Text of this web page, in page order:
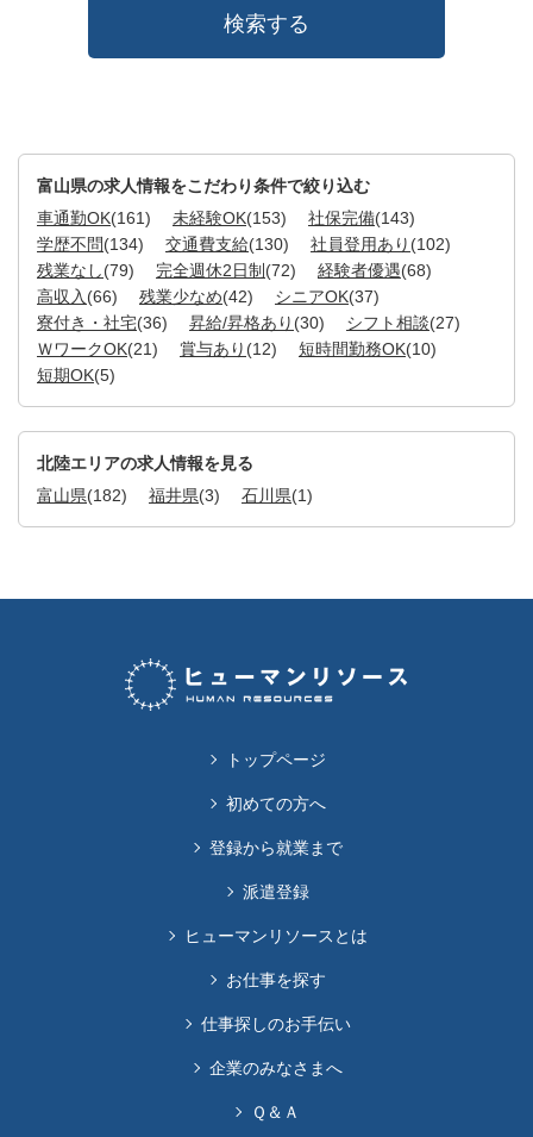
富山県の求人情報をこだわり条件で絞り込む
車通勤OK(161) 未経験OK(153) 社保完備(143)
学歴不問(134) 交通費支給(130) 社員登用あり (102)
残業なし(79) 完全週休2日制 (72) 経験者優遇(68)
高収入 (66) 残業少なめ(42) シニアOK(37)
寮付き・社宅(36) 昇給/昇格あり (30) シフト相談(27)
ＷワークOK(21) 賞与あり (12) 短時間勤務OK(10)
短期OK(5)
北陸エリアの求人情報を見る
富山県(182) 福井県(3) 石川県(1)
トップページ
初めての方へ
登録から就業まで
派遣登録
ヒューマンリソースとは
お仕事を探す
仕事探しのお手伝い
企業のみなさまへ
Ｑ＆Ａ